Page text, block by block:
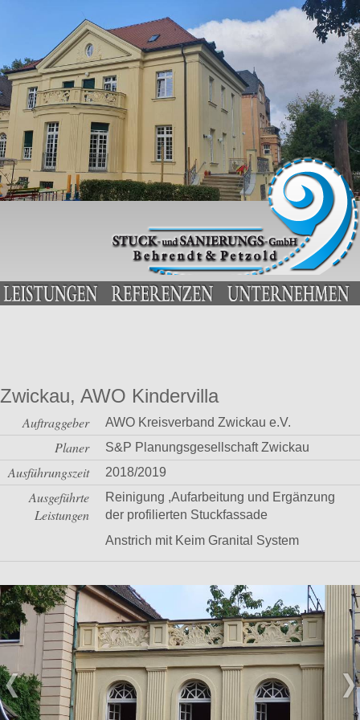
Zwickau, AWO Kindervilla
Auftraggeber AWO Kreisverband Zwickau e.V.
Planer S&P Planungsgesellschaft Zwickau
Ausführungszeit 2018/2019
Ausgeführte
Leistungen
Reinigung ,Aufarbeitung und Ergänzung
der profilierten Stuckfassade
Anstrich mit Keim Granital System